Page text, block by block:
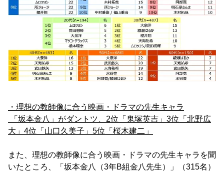
・理想の教師像に合う映画・ドラマの先生キャラ
「坂本金八」がダントツ、2位「鬼塚英吉」3位「北野広
大」4位「山口久美子」5位「桜木建二」
また、理想の教師像に合う映画・ドラマの先生キャラを聞
いたところ、「坂本金八（3年B組金八先生）」（315名）